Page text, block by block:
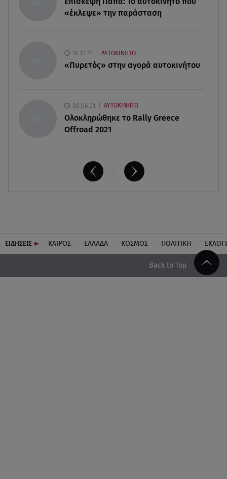
την καλύτερη παρέα!
Θανατηφόρο Τροχαίο
«έκλεψε» την παράσταση
10.10.21 ΑΥΤΟΚΙΝΗΤΟ
«Πυρετός» στην αγορά αυτοκινήτου
08.06.21 ΑΥΤΟΚΙΝΗΤΟ
Ολοκληρώθηκε το Rally Greece
Offroad 2021
ΕΙΔΗΣΕΙΣ ΚΑΙΡΟΣ ΕΛΛΑΔΑ ΚΟΣΜΟΣ ΠΟΛΙΤΙΚΗ
Back to Top